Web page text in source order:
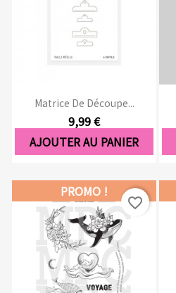
Matrice De Découpe...
9,99 €
AJOUTER AU PANIER
PROMO !
favorite_border